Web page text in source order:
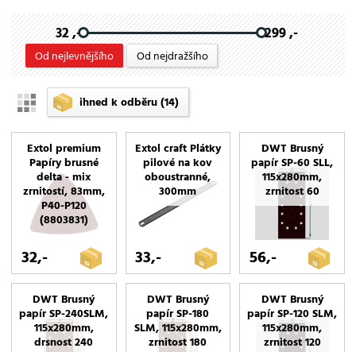
Extol premium
Scheppach
32 ,- 299 ,-
Od nejlevnějšího Od nejdražšího
ihned k odběru(14)
Extol premium
Papíry brusné
delta - mix
zrnitostí, 83mm,
P40-P120
(8803831)
32,-
Extol craft Plátky
pilové na kov
oboustranné,
300mm
33,-
DWT Brusný
papír SP-60 SLL,
115x280mm,
zrnitost 60
56,-
DWT Brusný
papír SP-240SLM,
115x280mm,
drsnost 240
DWT Brusný
papír SP-180
SLM, 115x280mm,
zrnitost 180
DWT Brusný
papír SP-120 SLM,
115x280mm,
zrnitost 120